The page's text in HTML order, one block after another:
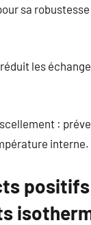
sa
les
:
interne.